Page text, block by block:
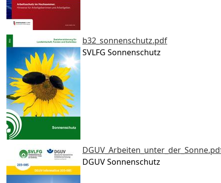
b32_sonnenschutz.pdf
SVLFG Sonnenschutz
DGUV Sonnenschutz